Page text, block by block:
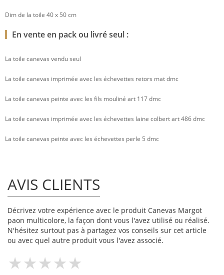
Dim de la toile 40 x 50 cm
En vente en pack ou livré seul :
La toile canevas vendu seul
La toile canevas imprimée avec les échevettes retors mat dmc
La toile canevas peinte avec les fils mouliné art 117 dmc
La toile canevas imprimée avec les échevettes laine colbert art 486 dmc
La toile canevas peinte avec les échevettes perle 5 dmc
AVIS CLIENTS
Décrivez votre expérience avec le produit Canevas Margot
paon multicolore, la façon dont vous l'avez utilisé ou réalisé.
N'hésitez surtout pas à partagez vos conseils sur cet article
ou avec quel autre produit vous l'avez associé.